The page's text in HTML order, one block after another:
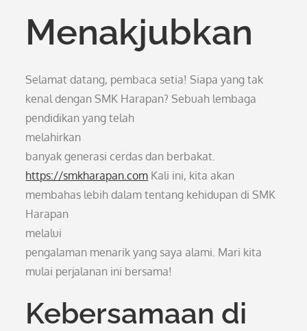
Menakjubkan
Selamat datang, pembaca setia! Siapa yang tak
kenal dengan SMK Harapan? Sebuah lembaga
pendidikan yang telah
melahirkan
banyak generasi cerdas dan berbakat.
https://smkharapan.com Kali ini, kita akan
membahas lebih dalam tentang kehidupan di SMK
Harapan
melalui
pengalaman menarik yang saya alami. Mari kita
mulai perjalanan ini bersama!
Kebersamaan di